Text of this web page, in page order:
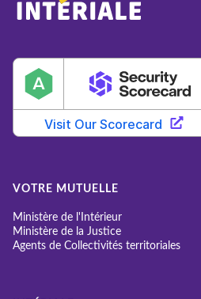
VOTRE MUTUELLE
Ministère de l'Intérieur
Ministère de la Justice
Agents de Collectivités territoriales